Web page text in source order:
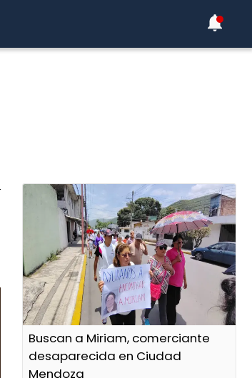
Buscan a Miriam, comerciante
desaparecida en Ciudad
Mendoza